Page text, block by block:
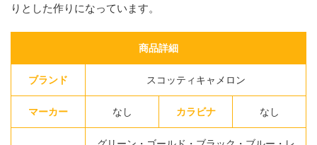
りとした作りになっています。
商品詳細
ブランド スコッティキャメロン
マーカー なし カラビナ なし